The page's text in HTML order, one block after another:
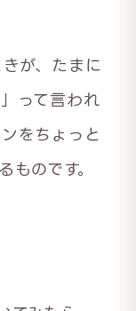
が、たまに
って言われ
をちょっと
ものです。